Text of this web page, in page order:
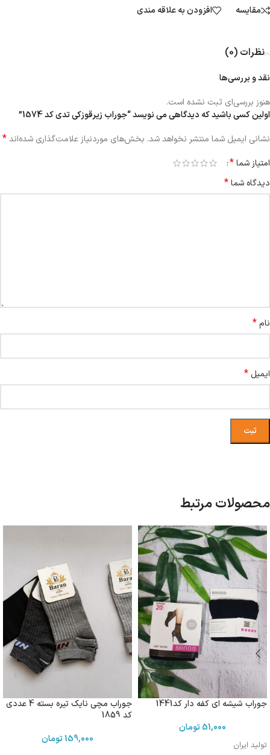
مقایسه افزودن به علاقه مندی
نظرات (0)
نقد و بررسی‌ها
هنوز بررسی‌ای ثبت نشده است.
اولین کسی باشید که دیدگاهی می نویسد “جوراب زیرقوزکی تدی کد 1574”
نشانی ایمیل شما منتشر نخواهد شد. بخش‌های موردنیاز علامت‌گذاری شده‌اند*
امتیاز شما*
دیدگاه شما*
نام*
ایمیل *
محصولات مرتبط
جوراب شیشه ای کفه دار کد1441
51,000تومان
تولید ایران
جوراب مچی نایک تیره بسته 4 عددی
کد 1859
159,000تومان